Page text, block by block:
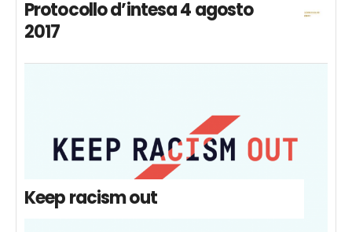
Protocollo d’intesa 4 agosto
2017
Keep racism out